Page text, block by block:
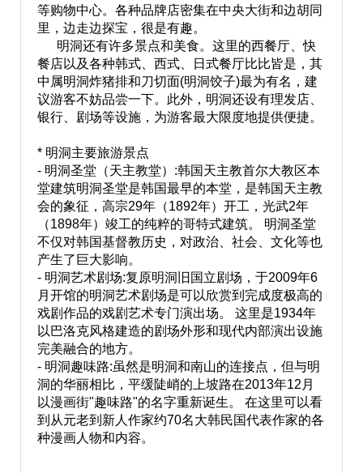
等购物中心。 各种品牌店密集在中央大街和边胡同
里，边走边探宝，很是有趣。
明洞还有许多景点和美食。这里的西餐厅、快
餐店以及各种韩式、西式、日式餐厅比比皆是，其
中属明洞炸猪排和刀切面(明洞饺子)最为有名，建
议游客不妨品尝一下。此外，明洞还设有理发店、
银行、剧场等设施，为游客最大限度地提供便捷。
* 明洞主要旅游景点
- 明洞圣堂（天主教堂）:韩国天主教首尔大教区本
堂建筑明洞圣堂是韩国最早的本堂，是韩国天主教
会的象征，高宗29年（1892年）开工，光武2年
（1898年）竣工的纯粹的哥特式建筑。 明洞圣堂
不仅对韩国基督教历史，对政治、社会、文化等也
产生了巨大影响。
- 明洞艺术剧场:复原明洞旧国立剧场，于2009年6
月开馆的明洞艺术剧场是可以欣赏到完成度极高的
戏剧作品的戏剧艺术专门演出场。 这里是1934年
以巴洛克风格建造的剧场外形和现代内部演出设施
完美融合的地方。
- 明洞趣味路:虽然是明洞和南山的连接点，但与明
洞的华丽相比，平缓陡峭的上坡路在2013年12月
以漫画街"趣味路"的名字重新诞生。 在这里可以看
到从元老到新人作家约70名大韩民国代表作家的各
种漫画人物和内容。